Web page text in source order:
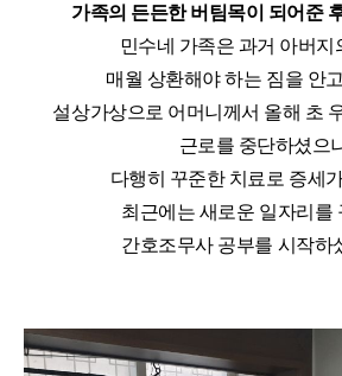
가족의 든든한 버팀목이 되어준
민수네 가족은 과거 아버지
매월 상환해야 하는 짐을 안
설상가상으로 어머니께서 올해 초
근로를 중단하셨으
다행히 꾸준한 치료로 증세
최근에는 새로운 일자리를
간호조무사 공부를 시작하